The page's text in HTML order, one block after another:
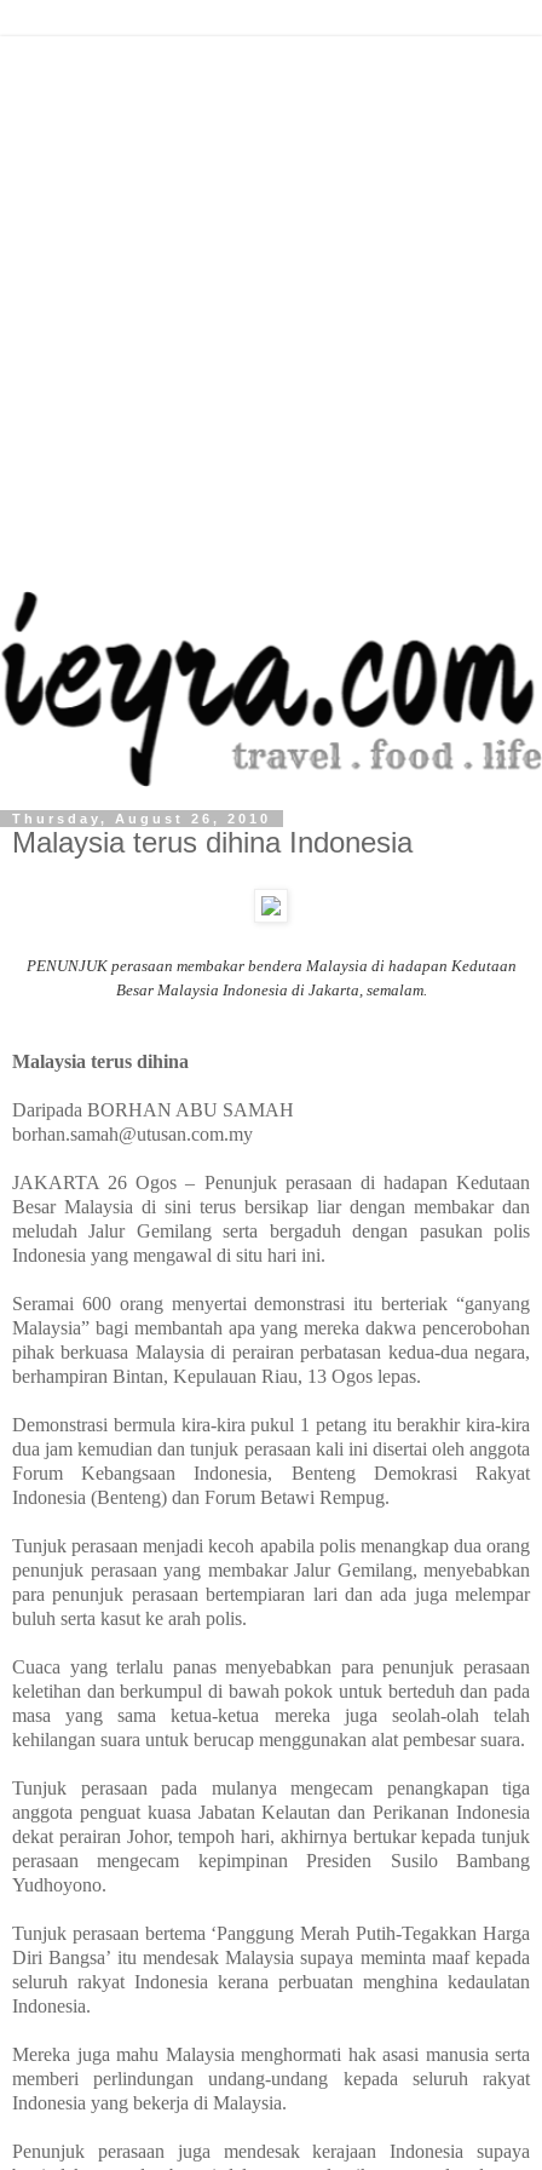
Thursday, August 26, 2010
Malaysia terus dihina Indonesia
PENUNJUK perasaan membakar bendera Malaysia di hadapan Kedutaan
Besar Malaysia Indonesia di Jakarta, semalam.
Malaysia terus dihina
Daripada BORHAN ABU SAMAH
borhan.samah@utusan.com.my
JAKARTA 26 Ogos – Penunjuk perasaan di hadapan Kedutaan
Besar Malaysia di sini terus bersikap liar dengan membakar dan
meludah Jalur Gemilang serta bergaduh dengan pasukan polis
Indonesia yang mengawal di situ hari ini.
Seramai 600 orang menyertai demonstrasi itu berteriak “ganyang
Malaysia” bagi membantah apa yang mereka dakwa pencerobohan
pihak berkuasa Malaysia di perairan perbatasan kedua-dua negara,
berhampiran Bintan, Kepulauan Riau, 13 Ogos lepas.
Demonstrasi bermula kira-kira pukul 1 petang itu berakhir kira-kira
dua jam kemudian dan tunjuk perasaan kali ini disertai oleh anggota
Forum Kebangsaan Indonesia, Benteng Demokrasi Rakyat
Indonesia (Benteng) dan Forum Betawi Rempug.
Tunjuk perasaan menjadi kecoh apabila polis menangkap dua orang
penunjuk perasaan yang membakar Jalur Gemilang, menyebabkan
para penunjuk perasaan bertempiaran lari dan ada juga melempar
buluh serta kasut ke arah polis.
Cuaca yang terlalu panas menyebabkan para penunjuk perasaan
keletihan dan berkumpul di bawah pokok untuk berteduh dan pada
masa yang sama ketua-ketua mereka juga seolah-olah telah
kehilangan suara untuk berucap menggunakan alat pembesar suara.
Tunjuk perasaan pada mulanya mengecam penangkapan tiga
anggota penguat kuasa Jabatan Kelautan dan Perikanan Indonesia
dekat perairan Johor, tempoh hari, akhirnya bertukar kepada tunjuk
perasaan mengecam kepimpinan Presiden Susilo Bambang
Yudhoyono.
Tunjuk perasaan bertema ‘Panggung Merah Putih-Tegakkan Harga
Diri Bangsa’ itu mendesak Malaysia supaya meminta maaf kepada
seluruh rakyat Indonesia kerana perbuatan menghina kedaulatan
Indonesia.
Mereka juga mahu Malaysia menghormati hak asasi manusia serta
memberi perlindungan undang-undang kepada seluruh rakyat
Indonesia yang bekerja di Malaysia.
Penunjuk perasaan juga mendesak kerajaan Indonesia supaya